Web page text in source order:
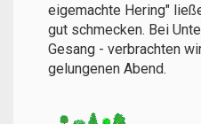
eigemachte Hering"
gut schmecken. Bei
Gesang - verbrachten
gelungenen Abend.